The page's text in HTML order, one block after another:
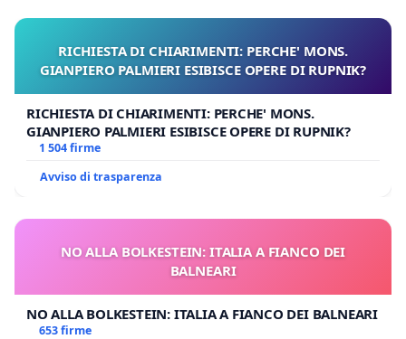
RICHIESTA DI CHIARIMENTI: PERCHE' MONS.
GIANPIERO PALMIERI ESIBISCE OPERE DI RUPNIK?
RICHIESTA DI CHIARIMENTI: PERCHE' MONS.
GIANPIERO PALMIERI ESIBISCE OPERE DI RUPNIK?
1 504 firme
Avviso di trasparenza
NO ALLA BOLKESTEIN: ITALIA A FIANCO DEI
BALNEARI
NO ALLA BOLKESTEIN: ITALIA A FIANCO DEI BALNEARI
653 firme